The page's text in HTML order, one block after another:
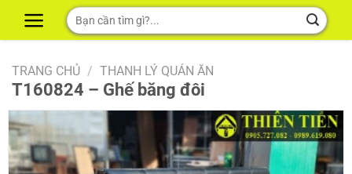
Tìm
kiếm:
TRANG CHỦ / THANH LÝ QUÁN ĂN
T160824 – Ghế băng đôi